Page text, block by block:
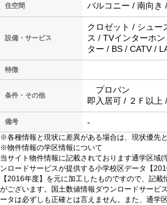
住空間 バルコニー / 南向き
設備・サービス
クロゼット / シュー
ス / TVインターホ
ター / BS / CATV /
特徴
条件・その他
プロパン
即入居可 / ２Ｆ以上 /
備考 -
※各種情報と現状に差異がある場合は、現状優先と
※物件情報の学区情報について
当サイト物件情報に記載されております通学区域(
ンロードサービスが提供する小学校区データ【
【2016年度】を元に加工したものですので、記
がございます。国土数値情報ダウンロードサービ
ータは必ずしも正確とは言えません。また、通学